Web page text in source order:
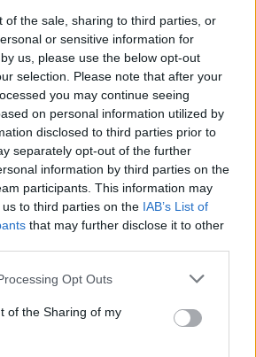
of the sale, sharing to third parties, or
or sensitive information for
us, please use the below opt-out
selection. Please note that after your
you may continue seeing
on personal information utilized by
disclosed to third parties prior to
separately opt-out of the further
information by third parties on the
participants. This information may
to third parties on the IAB’s List of
that may further disclose it to other
Opt Outs
of the Sharing of my
Пандемията
на